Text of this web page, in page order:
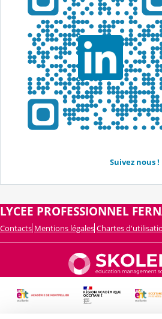
Suivez nous !
LYCEE PROFESSIONNEL
Contacts Mentions légales Chartes